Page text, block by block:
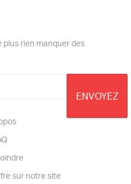
plus rien manquer des
sur notre site